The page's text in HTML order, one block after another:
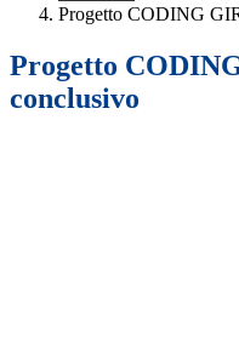
Progetto CODING
Progetto
conclusivo